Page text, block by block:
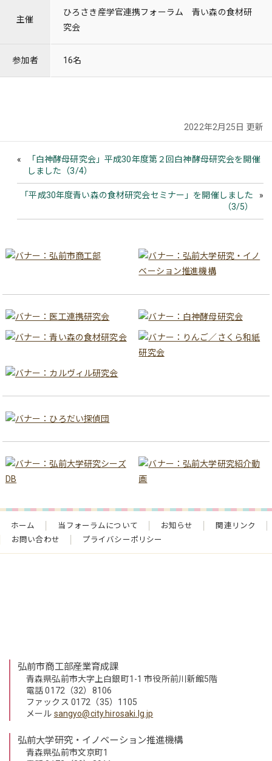
主催
ひろさき産学官連携フォーラム 青い森の食材研
究会
参加者 16名
2022年2月25日 更新
「白神酵母研究会」平成30年度第２回白神酵母研究会を開催
しました（3/4）
「平成30年度青い森の食材研究会セミナー」を開催しました
（3/5）
ホーム 当フォーラムについて お知らせ
関連リンク
お問い合わせ
プライバシーポリシー
弘前市商工部産業育成課
青森県弘前市大字上白銀町1-1 市役所前川新館5階
電話 0172（32）8106
ファックス 0172（35）1105
メール sangyo@city.hirosaki.lg.jp
弘前大学研究・イノベーション推進機構
青森県弘前市文京町1